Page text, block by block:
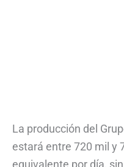
La producción del
estará entre 720 mil y